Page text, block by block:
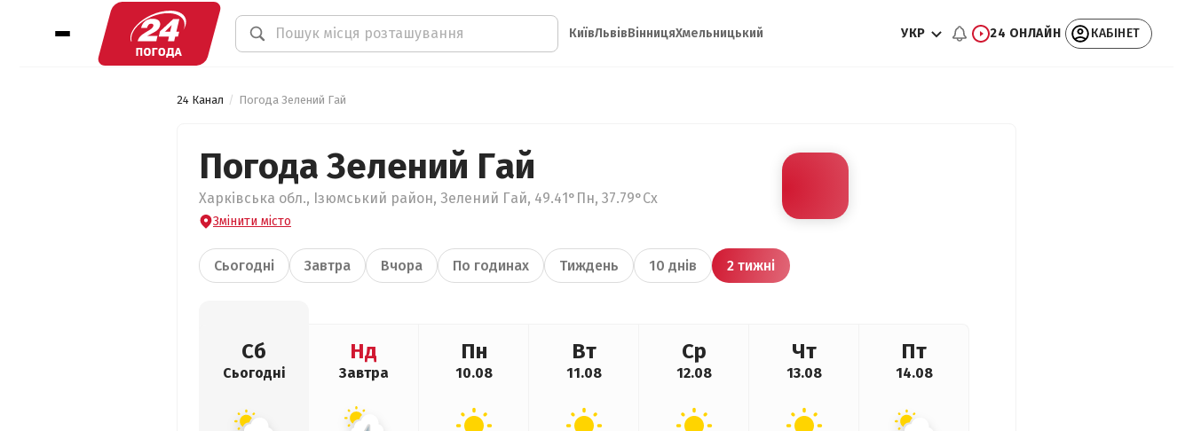
КиївЛьвівВінницяХмельницький УКР 24 ОНЛАЙН КАБІНЕТ
24 Канал Погода Зелений Гай
Погода Зелений Гай
Харківська обл., Ізюмський район, Зелений Гай, 49.41°Пн, 37.79°Сх
Змінити місто
Сьогодні Завтра Вчора По годинах Тиждень 10 днів 2 тижні
Сб
Сьогодні
Нд
Завтра
Пн
10.08
Вт
11.08
Ср
12.08
Чт
13.08
Пт
14.08